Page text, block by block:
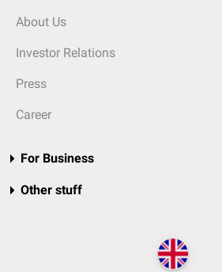
About Us
Investor Relations
Press
Career
For Business
Other stuff